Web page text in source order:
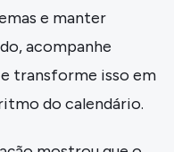
e manter
acompanhe
e transforme isso em
do calendário.